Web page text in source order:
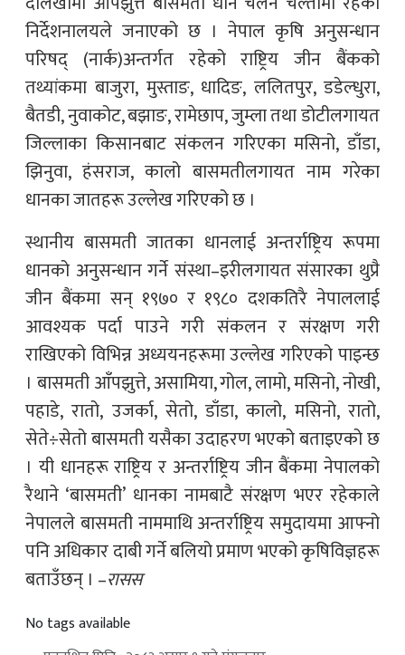
निर्देशनालयले जनाएको छ । नेपाल कृषि अनुसन्धान
परिषद् (नार्क)अन्तर्गत रहेको राष्ट्रिय जीन बैंकको
तथ्यांकमा बाजुरा, मुस्ताङ, धादिङ, ललितपुर, डडेल्धुरा,
बैतडी, नुवाकोट, बझाङ, रामेछाप, जुम्ला तथा डोटीलगायत
जिल्लाका किसानबाट संकलन गरिएका मसिनो, डाँडा,
झिनुवा, हंसराज, कालो बासमतीलगायत नाम गरेका
धानका जातहरू उल्लेख गरिएको छ ।
स्थानीय बासमती जातका धानलाई अन्तर्राष्ट्रिय रूपमा
धानको अनुसन्धान गर्ने संस्था–इरीलगायत संसारका थुप्रै
जीन बैंकमा सन् १९७० र १९८० दशकतिरै नेपाललाई
आवश्यक पर्दा पाउने गरी संकलन र संरक्षण गरी
राखिएको विभिन्न अध्ययनहरूमा उल्लेख गरिएको पाइन्छ
। बासमती आँपझुत्ते, असामिया, गोल, लामो, मसिनो, नोखी,
पहाडे, रातो, उजर्का, सेतो, डाँडा, कालो, मसिनो, रातो,
सेते÷सेतो बासमती यसैका उदाहरण भएको बताइएको छ
। यी धानहरू राष्ट्रिय र अन्तर्राष्ट्रिय जीन बैंकमा नेपालको
रैथाने ‘बासमती’ धानका नामबाटै संरक्षण भएर रहेकाले
नेपालले बासमती नाममाथि अन्तर्राष्ट्रिय समुदायमा आफ्नो
पनि अधिकार दाबी गर्ने बलियो प्रमाण भएको कृषिविज्ञहरू
बताउँछन् । –रासस
No tags available